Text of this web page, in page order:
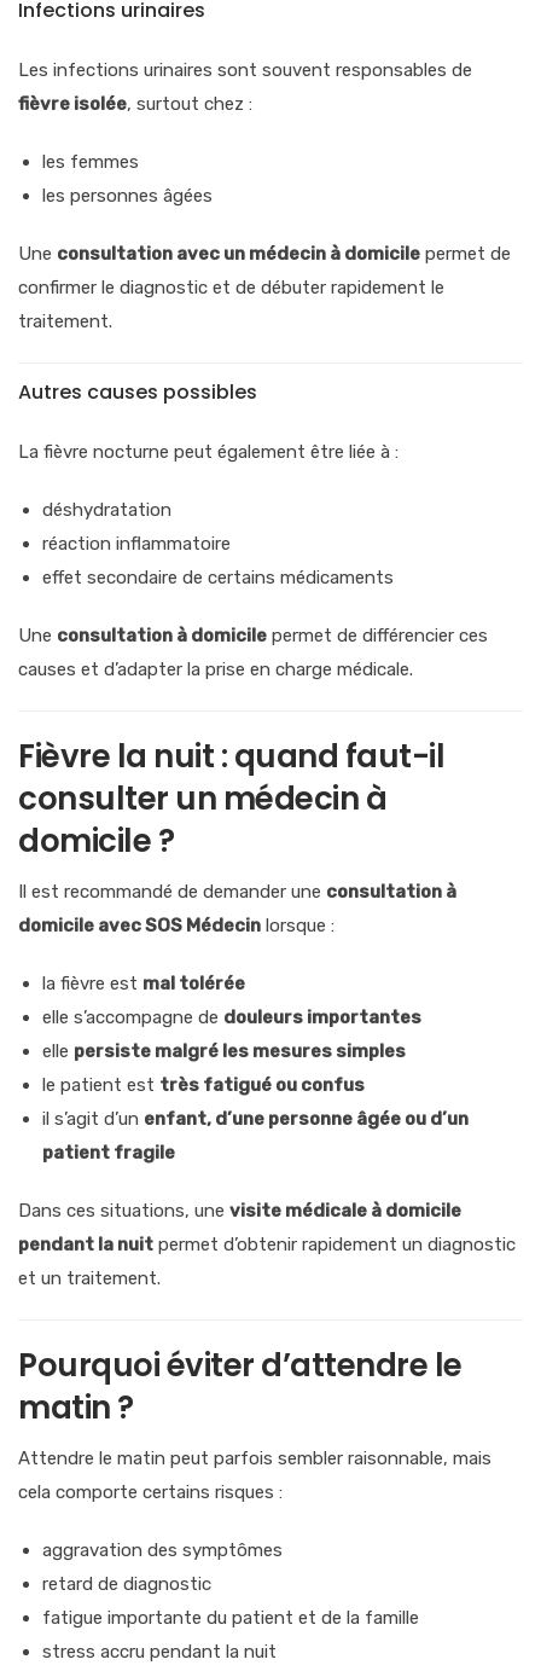
Infections urinaires
Les infections urinaires sont souvent responsables de
fièvre isolée, surtout chez :
les femmes
les personnes âgées
Une consultation avec un médecin à domicile permet de
confirmer le diagnostic et de débuter rapidement le
traitement.
Autres causes possibles
La fièvre nocturne peut également être liée à :
déshydratation
réaction inflammatoire
effet secondaire de certains médicaments
Une consultation à domicile permet de différencier ces
causes et d’adapter la prise en charge médicale.
Fièvre la nuit : quand faut-il
consulter un médecin à
domicile ?
Il est recommandé de demander une consultation à
domicile avec SOS Médecin lorsque :
la fièvre est mal tolérée
elle s’accompagne de douleurs importantes
elle persiste malgré les mesures simples
le patient est très fatigué ou confus
il s’agit d’un enfant, d’une personne âgée ou d’un
patient fragile
Dans ces situations, une visite médicale à domicile
pendant la nuit permet d’obtenir rapidement un diagnostic
et un traitement.
Pourquoi éviter d’attendre le
matin ?
Attendre le matin peut parfois sembler raisonnable, mais
cela comporte certains risques :
aggravation des symptômes
retard de diagnostic
fatigue importante du patient et de la famille
stress accru pendant la nuit